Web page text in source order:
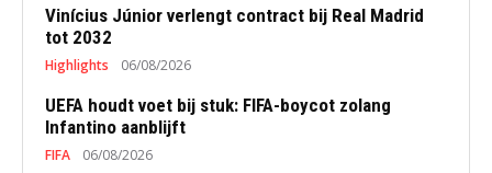
Vinícius Júnior verlengt contract bij Real Madrid
tot 2032
Highlights 06/08/2026
UEFA houdt voet bij stuk: FIFA-boycot zolang
Infantino aanblijft
FIFA 06/08/2026